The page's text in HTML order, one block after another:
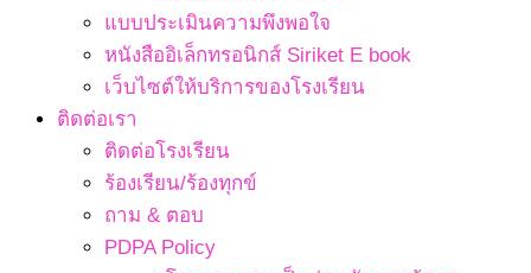
แบบประเมินความพึงพอใจ
หนังสืออิเล็กทรอนิกส์ Siriket E book
เว็บไซต์ให้บริการของโรงเรียน
ติดต่อเรา
ติดต่อโรงเรียน
ร้องเรียน/ร้องทุกข์
ถาม & ตอบ
PDPA Policy